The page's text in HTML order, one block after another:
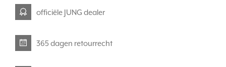
officiële JUNG dealer
365 dagen retourrecht